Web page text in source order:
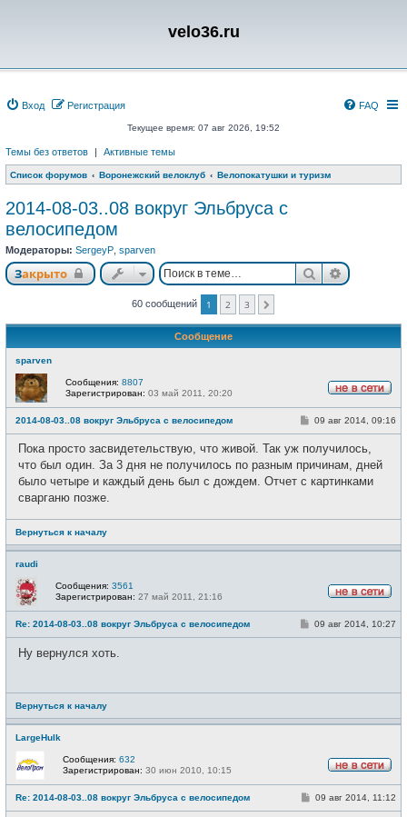
velo36.ru
Вход Регистрация FAQ
Текущее время: 07 авг 2026, 19:52
Темы без ответов | Активные темы
Список форумов Воронежский велоклуб Велопокатушки и туризм
2014-08-03..08 вокруг Эльбруса с
велосипедом
Модераторы: SergeyP sparven
Закрыто Поиск
60 сообщений 1 2 3
Сообщение
sparven
е
в
с
Сообщения: 8807
Зарегистрирован: 03 май 2011, 20:20
2014-08-03..08 вокруг Эльбруса с велосипедом
С
б
щ
н
09 авг 2014, 09:16
Пока просто засвидетельствую, что живой. Так уж получилось,
что был один. За 3 дня не получилось по разным причинам, дней
было четыре и каждый день был с дождем. Отчет с картинками
сварганю позже.
Вернуться к началу
raudi
е
в
с
Сообщения: 3561
Зарегистрирован: 27 май 2011, 21:16
Re: 2014-08-03..08 вокруг Эльбруса с велосипедом
С09 авг 2014, 10:27
Ну вернулся хоть.
Вернуться к началу
LargeHulk
е
в
с
Сообщения: 632
Зарегистрирован: 30 июн 2010, 10:15
Re: 2014-08-03..08 вокруг Эльбруса с велосипедом
С09 авг 2014, 11:12